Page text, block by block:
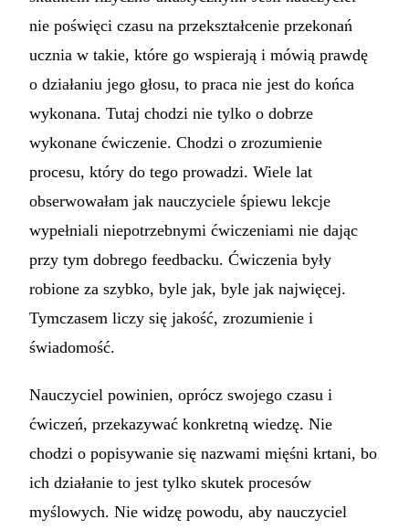
nie poświęci czasu na przekształcenie przekonań
ucznia w takie, które go wspierają i mówią prawdę
o działaniu jego głosu, to praca nie jest do końca
wykonana. Tutaj chodzi nie tylko o dobrze
wykonane ćwiczenie. Chodzi o zrozumienie
procesu, który do tego prowadzi. Wiele lat
obserwowałam jak nauczyciele śpiewu lekcje
wypełniali niepotrzebnymi ćwiczeniami nie dając
przy tym dobrego feedbacku. Ćwiczenia były
robione za szybko, byle jak, byle jak najwięcej.
Tymczasem liczy się jakość, zrozumienie i
świadomość.
Nauczyciel powinien, oprócz swojego czasu i
ćwiczeń, przekazywać konkretną wiedzę. Nie
chodzi o popisywanie się nazwami mięśni krtani, bo
ich działanie to jest tylko skutek procesów
myślowych. Nie widzę powodu, aby nauczyciel